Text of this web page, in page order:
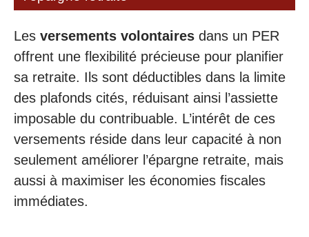
Les versements volontaires dans un PER
offrent une flexibilité précieuse pour planifier
sa retraite. Ils sont déductibles dans la limite
des plafonds cités, réduisant ainsi l’assiette
imposable du contribuable. L’intérêt de ces
versements réside dans leur capacité à non
seulement améliorer l’épargne retraite, mais
aussi à maximiser les économies fiscales
immédiates.